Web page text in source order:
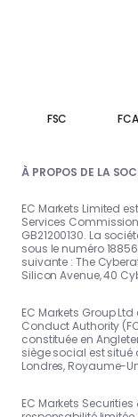
FSC FCA
À PROPOS DE LA
EC Markets Limited
Services
GB21200130. La
sous le numéro
suivante : The
Silicon Avenue, 40
EC Markets Group
Conduct Authority
constituée en
siège social est situé
Londres, Royaume-
EC Markets